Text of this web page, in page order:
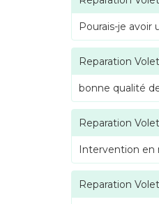
Pourais-je avoir
Reparation
bonne qualité
Reparation
Intervention en
Reparation